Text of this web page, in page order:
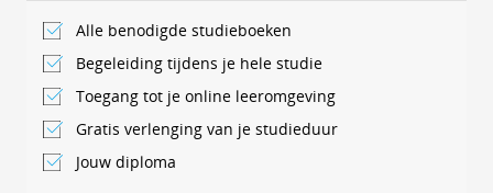
Alle benodigde studieboeken
Begeleiding tijdens je hele studie
Toegang tot je online leeromgeving
Gratis verlenging van je studieduur
Jouw diploma